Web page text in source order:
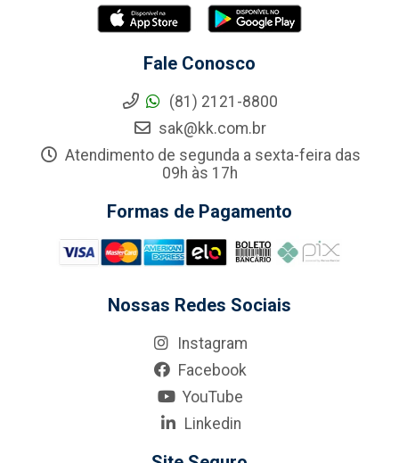
Fale Conosco
(81) 2121-8800
sak@kk.com.br
Atendimento de segunda a sexta-feira das
09h às 17h
Formas de Pagamento
Nossas Redes Sociais
Instagram
Facebook
YouTube
Linkedin